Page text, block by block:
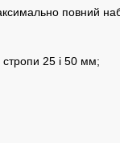
повний
25 і 50 мм;